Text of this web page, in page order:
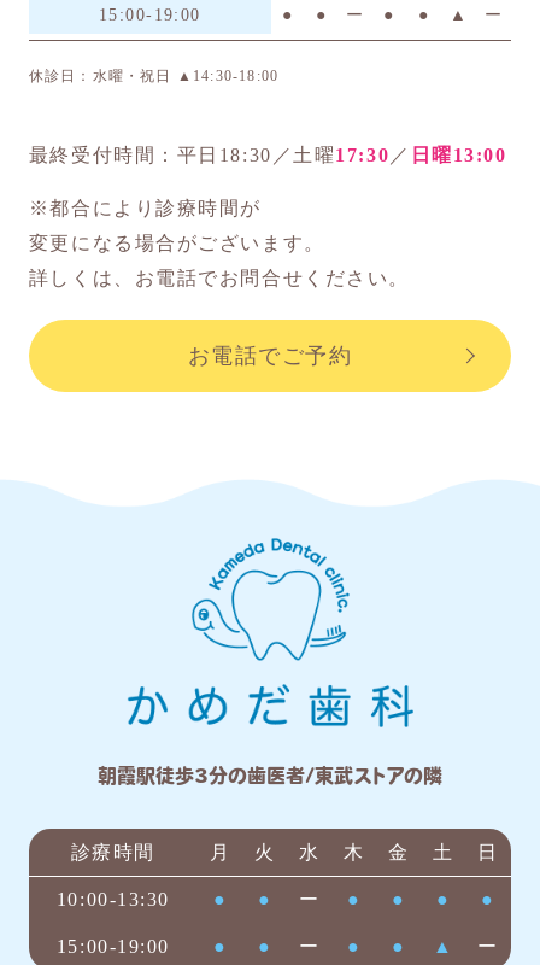
15:00-19:00 ● ● ー ● ● ▲ ー
休診日：水曜・祝日 ▲14:30-18:00
最終受付時間：平日18:30／土曜17:30 ／ 日曜13:00
※都合により診療時間が
変更になる場合がございます。
詳しくは、お電話でお問合せください。
お電話でご予約
朝霞駅徒歩3分の歯医者/東武ストアの隣
診療時間 月 火 水 木 金 土 日
10:00-13:30 ● ● ー ● ● ● ●
15:00-19:00 ● ● ー ● ● ▲ ー